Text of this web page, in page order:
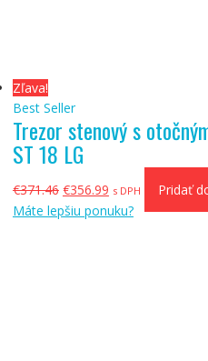
Zľava!
Best Seller
Trezor stenový s
ST 18 LG
€371.46 Pôvodná
cena
€356.99Aktuálna
cena
s DPH
Pridať
Máte lepšiu ponuku?